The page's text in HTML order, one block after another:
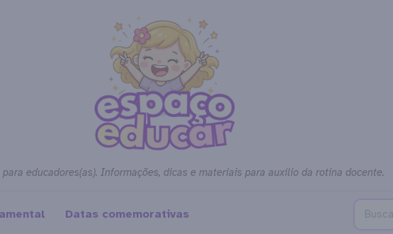
educadores(as). Informações, dicas e materiais para auxílio da rotina docente.
Datas comemorativas